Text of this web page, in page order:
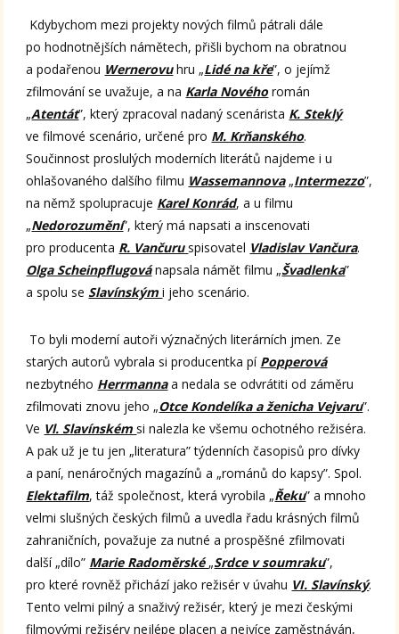
Kdybychom mezi projekty nových filmů pátrali dále
po hodnotnějších námětech, přišli bychom na obratnou
a podařenou Wernerovuhru „Lidé na kře”, o jejímž
zfilmování se uvažuje, a na Karla Novéhoromán
„Atentát”, který zpracoval nadaný scenárista K. Steklý
ve filmové scenário, určené pro M. Krňanského.
Součinnost proslulých moderních literátů najdeme i u
ohlašovaného dalšího filmu Wassemannova„Intermezzo”,
na němž spolupracuje Karel Konrád, a u filmu
„Nedorozumění”, který má napsati a inscenovati
pro producenta R. Vančuruspisovatel Vladislav Vančura.
Olga Scheinpflugovánapsala námět filmu „Švadlenka”
a spolu seSlavínskými jeho scenário.
To byli moderní autoři význačných literárních jmen. Ze
starých autorů vybrala si producentka pí Popperová
nezbytného Herrmannaa nedala se odvrátiti od záměru
zfilmovati znovu jeho „Otce Kondelíka a ženicha Vejvaru”.
Ve Vl. Slavínskémsi nalezla ke všemu ochotného režiséra.
A pak už je tu jen „literatura” týdenních časopisů pro dívky
a paní, nenáročných magazínů a „románů do kapsy”. Spol.
Elektafilm, táž společnost, která vyrobila „Řeku” a mnoho
velmi slušných českých filmů a uvedla řadu krásných filmů
zahraničních, považuje za nutné a prospěšné zfilmovati
další „dílo” Marie Radoměrské„Srdce v soumraku”,
pro které rovněž přichází jako režisér v úvahu VI. Slavínský.
Tento velmi pilný a snaživý režisér, který je mezi českými
filmovými režiséry nejlépe placen a nejvíce zaměstnáván,